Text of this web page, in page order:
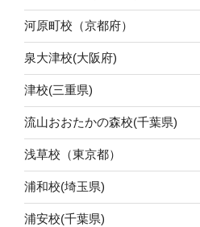
河原町校（京都府）
泉大津校(大阪府)
津校(三重県)
流山おおたかの森校(千葉県)
浅草校（東京都）
浦和校(埼玉県)
浦安校(千葉県)